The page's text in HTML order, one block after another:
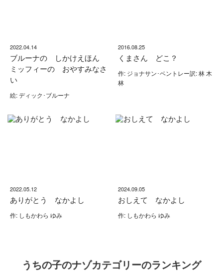
2022.04.14
ブルーナの しかけえほん
ミッフィーの おやすみなさ
い
絵: ディック･ブルーナ
2016.08.25
くまさん どこ？
作: ジョナサン･ベントレー訳: 林 木
林
2022.05.12
ありがとう なかよし
作: しもかわら ゆみ
2024.09.05
おしえて なかよし
作: しもかわら ゆみ
うちの子のナゾカテゴリーのランキング